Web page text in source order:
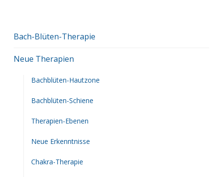
Bach-Blüten-Therapie
Neue Therapien
Bachblüten-Hautzone
Bachblüten-Schiene
Therapien-Ebenen
Neue Erkenntnisse
Chakra-Therapie